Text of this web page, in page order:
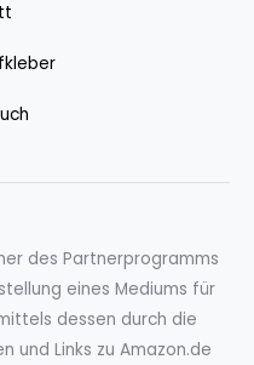
des Partnerprogramms
eines Mediums für
dessen durch die
und Links zu Amazon.de